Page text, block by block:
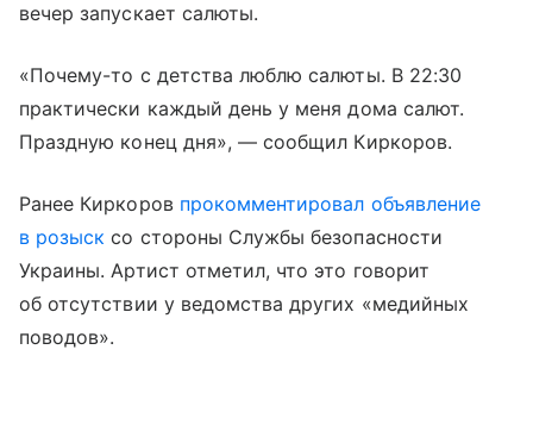
вечер запускает салюты.
«Почему-то с детства люблю салюты. В 22:30
практически каждый день у меня дома салют.
Праздную конец дня», — сообщил Киркоров.
Ранее Киркоров прокомментировал объявление
в розыск со стороны Службы безопасности
Украины. Артист отметил, что это говорит
об отсутствии у ведомства других «медийных
поводов».